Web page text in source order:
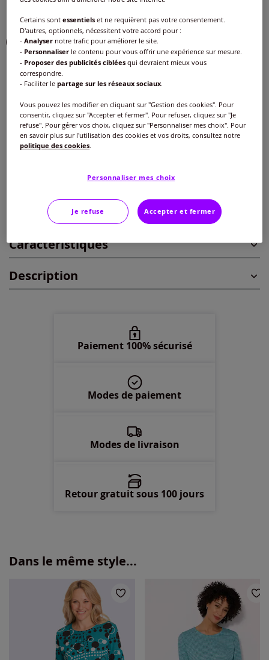
Choisir une couleur :
Veuillez sélectionner une taille
40 -épuisé
En stock
46 -En stock
48 -En stock
Guide des tailles
Ajouter au panier
Caractéristiques
Description
Paiement 100% sécurisé
Modes de paiement
Modes de livraison
Retour gratuit sous 100 jours
Dans le même style...
Certains sontessentiels et ne requièrent pas votre consentement.
D'autres, optionnels, nécessitent votre accord pour :
-Analyser notre trafic pour améliorer le site.
- Personnaliser le contenu pour vous offrir une expérience sur mesure.
- Proposer des publicités ciblées qui devraient mieux vous
correspondre.
- Faciliter lepartage sur les réseaux sociaux
Vous pouvez les modifier en cliquant sur "Gestion des cookies". Pour
consentir, cliquez sur "Accepter et fermer". Pour refuser, cliquez sur "Je
refuse". Pour gérer vos choix, cliquez sur "Personnaliser mes choix". Pour
en savoir plus sur l'utilisation des cookies et vos droits, consultez notre
politique des cookies
Personnaliser mes choix
Je refuse Accepter et fermer